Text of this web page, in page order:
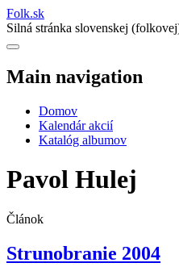
Folk.sk
Silná stránka slovenskej
Main navigation
Domov
Kalendár akcií
Katalóg albumov
Pavol Hulej
Článok
Strunobranie 2004